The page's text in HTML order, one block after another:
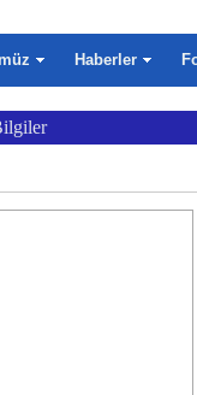
Haberler